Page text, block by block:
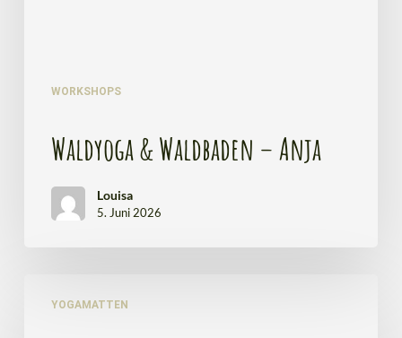
WORKSHOPS
Waldyoga & Waldbaden – Anja
Louisa
5. Juni 2026
YOGAMATTEN
4mm